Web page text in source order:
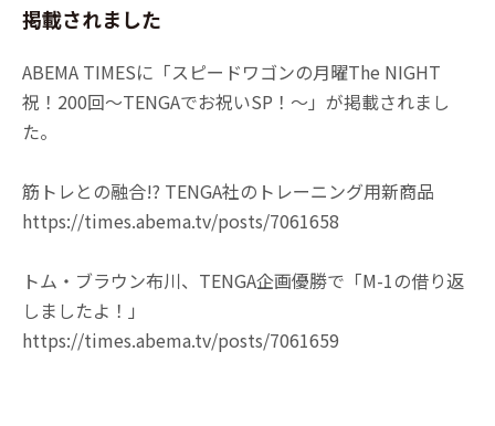
掲載されました
ABEMA TIMESに「スピードワゴンの月曜The NIGHT
祝！200回～TENGAでお祝いSP！～」が掲載されまし
た。
筋トレとの融合!? TENGA社のトレーニング用新商品
https://times.abema.tv/posts/7061658
トム・ブラウン布川、TENGA企画優勝で「M-1の借り返
しましたよ！」
https://times.abema.tv/posts/7061659